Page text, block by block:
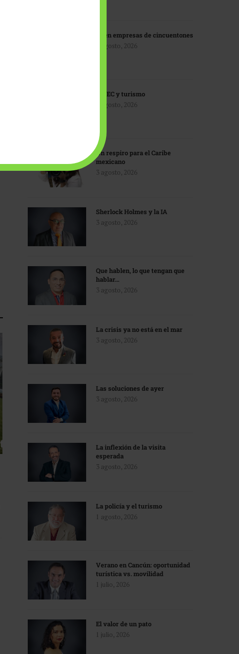
IA en empresas de cincuentones
3 agosto, 2026
TMEC y turismo
3 agosto, 2026
Un respiro para el Caribe
mexicano
3 agosto, 2026
Sherlock Holmes y la IA
3 agosto, 2026
Que hablen, lo que tengan que
hablar…
3 agosto, 2026
La crisis ya no está en el mar
3 agosto, 2026
Las soluciones de ayer
3 agosto, 2026
La inflexión de la visita
esperada
3 agosto, 2026
La policía y el turismo
1 agosto, 2026
Verano en Cancún: oportunidad
turística vs. movilidad
1 julio, 2026
El valor de un pato
1 julio, 2026